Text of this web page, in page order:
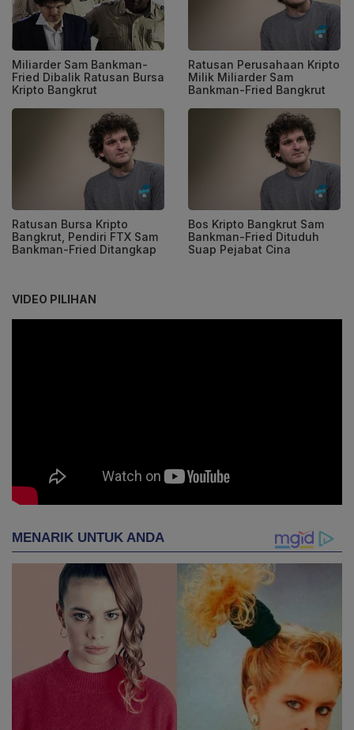
Miliarder Sam Bankman-
Fried Dibalik Ratusan Bursa
Kripto Bangkrut
Ratusan Perusahaan Kripto
Milik Miliarder Sam
Bankman-Fried Bangkrut
Ratusan Bursa Kripto
Bangkrut, Pendiri FTX Sam
Bankman-Fried Ditangkap
Bos Kripto Bangkrut Sam
Bankman-Fried Dituduh
Suap Pejabat Cina
VIDEO PILIHAN